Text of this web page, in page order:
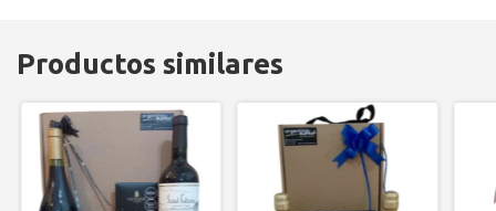
Productos similares